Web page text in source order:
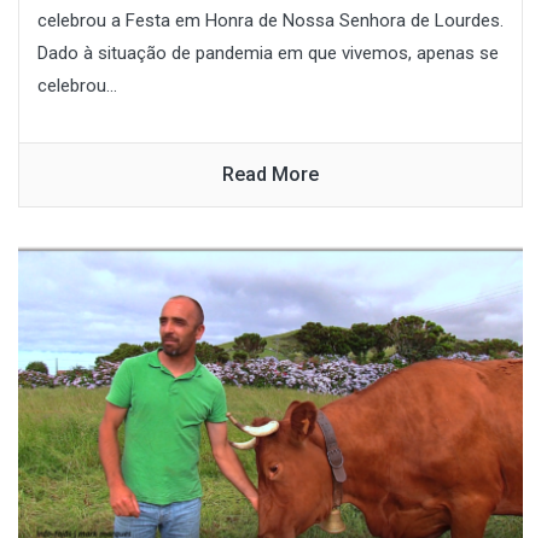
celebrou a Festa em Honra de Nossa Senhora de Lourdes.
Dado à situação de pandemia em que vivemos, apenas se
celebrou...
Read More